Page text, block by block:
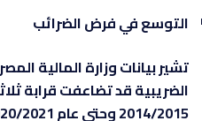
التوسع في فرض الضرائب
تشير بيانات وزارة المالية
الضريبية قد تضاعفت قرابة